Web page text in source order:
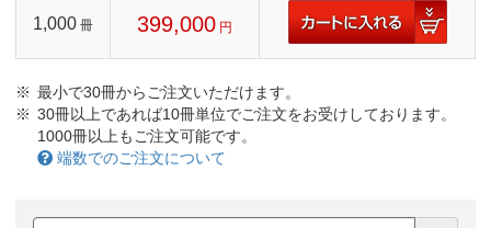
1,000 冊 399,000 円
最小で30冊からご注文いただけます。
30冊以上であれば10冊単位でご注文をお受けしております。
1000冊以上もご注文可能です。
端数でのご注文について